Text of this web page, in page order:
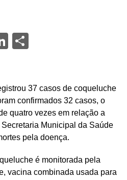
LinkedIn
Share
37 casos de coqueluche
confirmados 32 casos, o
quatro vezes em relação a
Municipal da Saúde
pela doença.
é monitorada pela
vacina combinada usada para